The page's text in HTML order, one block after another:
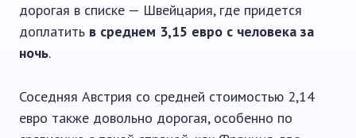
дорогая в списке — Швейцария, где придется
доплатить в среднем 3,15 евро с человека за
ночь.
Соседняя Австрия со средней стоимостью 2,14
евро также довольно дорогая, особенно по